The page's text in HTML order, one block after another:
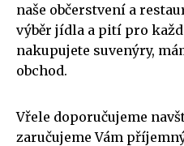
naše občerstvení a
výběr jídla a pití pro
nakupujete suvenýry,
obchod.
Vřele doporučujeme
zaručujeme Vám